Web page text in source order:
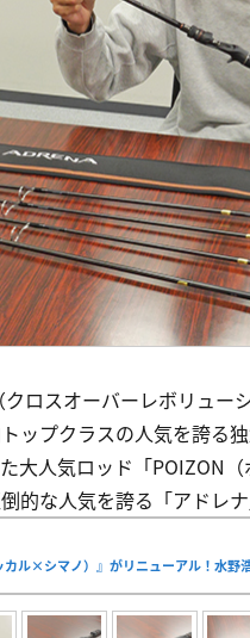
クロスオーバーレボリュ
ップクラスの人気を誇る
大人気ロッド「POIZON
的な人気を誇る「アドレ
カル×シマノ）』がリニューアル！水野